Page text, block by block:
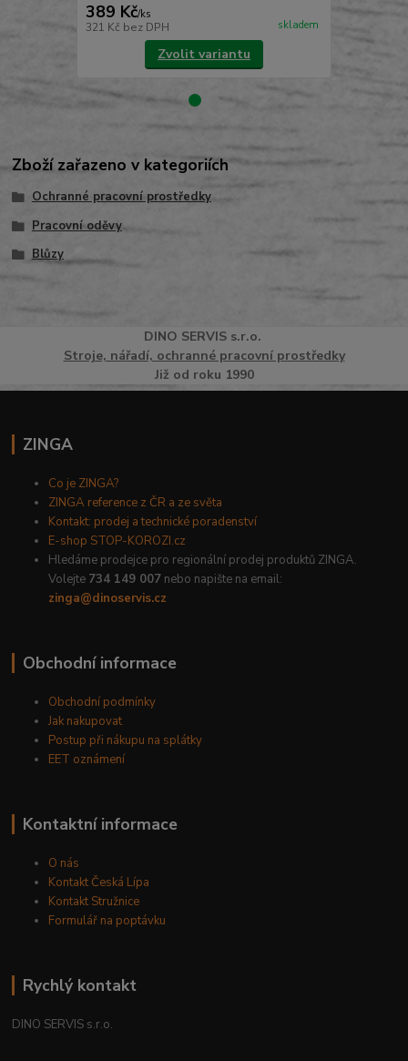
389 Kč/ks
321 Kč bez DPH skladem
Zvolit variantu
489 Kč
404 Kč
Zboží zařazeno v kategoriích
Ochranné pracovní prostředky
Pracovní oděvy
Blůzy
DINO SERVISs.r.o.
Stroje, nářadí, ochranné pracovní prostředky
Již od roku 1990
ZINGA
Co je ZINGA?
ZINGA reference z ČR a ze světa
Kontakt: prodej a technické poradenství
E-shop STOP-KOROZI.cz
Hledáme prodejce pro regionální prodej produktů ZINGA.
Volejte 734 149 007 nebo napište na email:
zinga@dinoservis.cz
Obchodní informace
Obchodní podmínky
Jak nakupovat
Postup při nákupu na splátky
EET oznámení
Kontaktní informace
O nás
Kontakt Česká Lípa
Kontakt Stružnice
Formulář na poptávku
Rychlý kontakt
DINO SERVIS s.r.o.